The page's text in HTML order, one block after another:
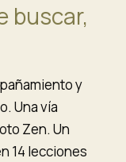
buscar,
y
Una vía
Zen. Un
14 lecciones